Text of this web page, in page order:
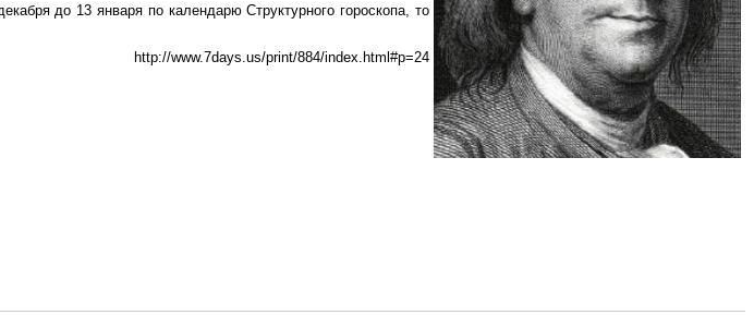
до 13 января по календарю Структурного гороскопа, то
http://www.7days.us/print/884/index.html#p=24